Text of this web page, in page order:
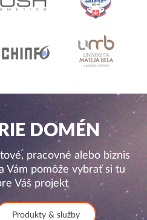
DOMÉN
pracovné alebo biznis
Vám pomôže vybrať si tu
Váš projekt
Produkty & služby